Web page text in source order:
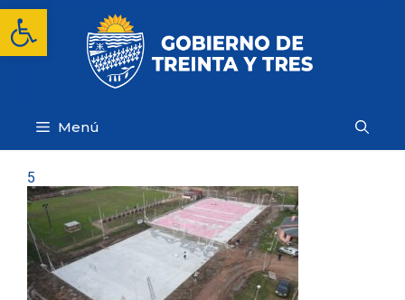
Abrir barra de herramientas
Saltar
contenido
Menú
5